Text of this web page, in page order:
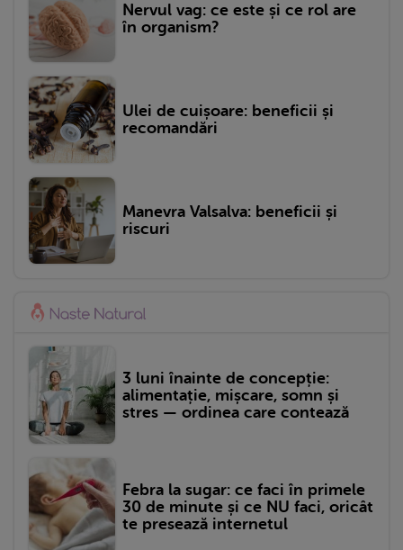
Nervul vag: ce este și ce rol are
în organism?
Ulei de cuișoare: beneficii și
recomandări
Manevra Valsalva: beneficii și
riscuri
3 luni înainte de concepție:
alimentație, mișcare, somn și
stres — ordinea care contează
Febra la sugar: ce faci în primele
30 de minute și ce NU faci, oricât
te presează internetul